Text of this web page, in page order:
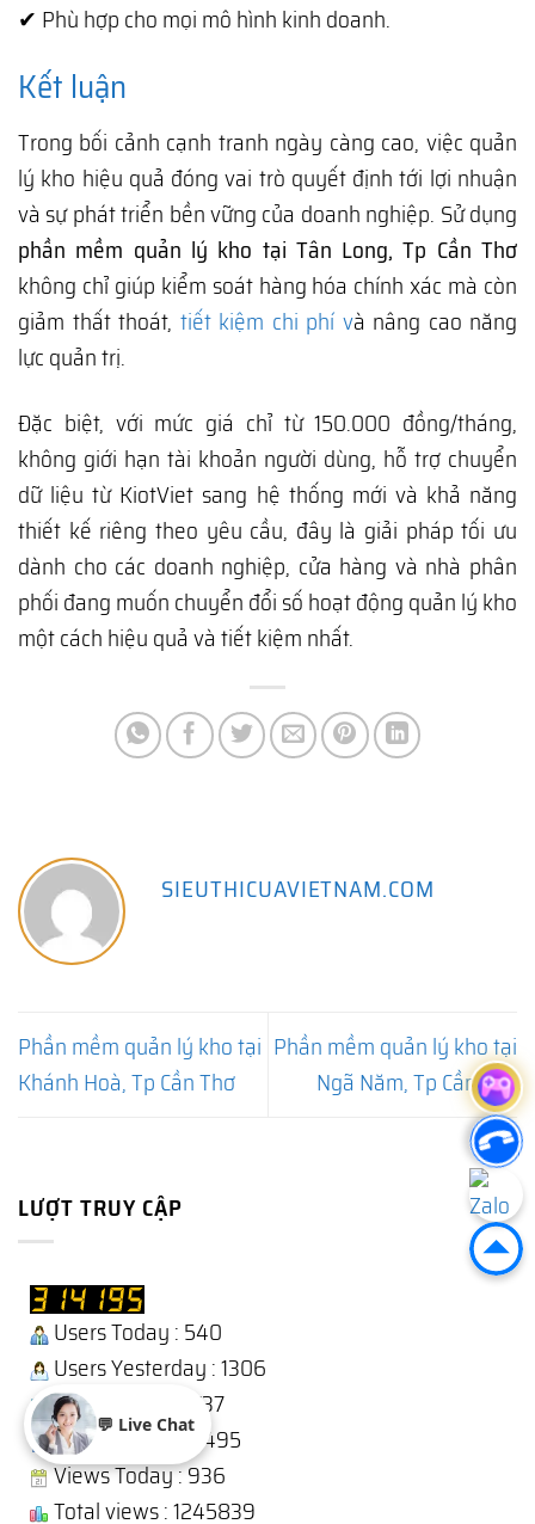
✔ Phù hợp cho mọi mô hình kinh doanh.
Kết luận
Trong bối cảnh cạnh tranh ngày càng cao, việc quản
lý kho hiệu quả đóng vai trò quyết định tới lợi nhuận
và sự phát triển bền vững của doanh nghiệp. Sử dụng
phần mềm quản lý kho tại Tân Long, Tp Cần Thơ
không chỉ giúp kiểm soát hàng hóa chính xác mà còn
giảm thất thoát, tiết kiệm chi phí và nâng cao năng
lực quản trị.
Đặc biệt, với mức giá chỉ từ 150.000 đồng/tháng,
không giới hạn tài khoản người dùng, hỗ trợ chuyển
dữ liệu từ KiotViet sang hệ thống mới và khả năng
thiết kế riêng theo yêu cầu, đây là giải pháp tối ưu
dành cho các doanh nghiệp, cửa hàng và nhà phân
phối đang muốn chuyển đổi số hoạt động quản lý kho
một cách hiệu quả và tiết kiệm nhất.
SIEUTHICUAVIETNAM.COM
Phần mềm quản lý kho tại
Khánh Hoà, Tp Cần Thơ
Phần mềm quản lý kho tại
Ngã Năm, Tp Cần Thơ
LƯỢT TRUY CẬP
Users Today : 540
Users Yesterday : 1306
This Month : 15737
Total Users : 313495
Views Today : 936
Total views : 1245839
💬 Live Chat